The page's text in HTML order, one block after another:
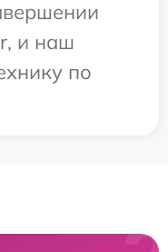
и наш
по